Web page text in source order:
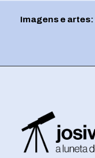
Imagens e artes: